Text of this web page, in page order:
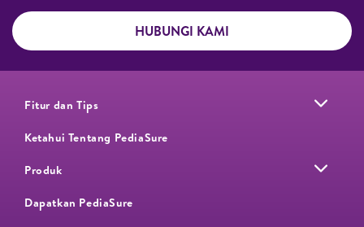
HUBUNGI KAMI
Fitur dan Tips
Ketahui Tentang PediaSure
Produk
Dapatkan PediaSure